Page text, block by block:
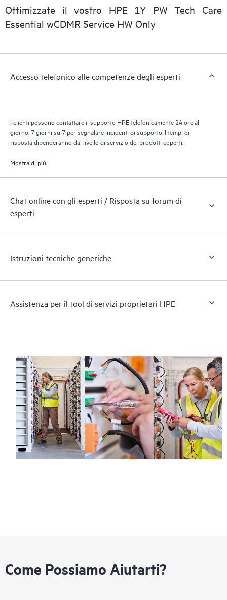
clienti possono gestire più facilmente i propri asset
riconoscendo i vari prodotti installati nell’ambiente del cliente e
le modalità di interazione reciproca di tali prodotti. Con i nuovi
senza dover aprire una richiesta di supporto, nonché accedere
servizio HPE Tech Care, è possibile accedere a risorse HPE utili
prestazioni, dall’edge al cloud.
Ottimizzate il vostro HPE 1Y PW Tech Care
Essential wCDMR Service HW Only
Accesso telefonico alle competenze degli esperti
I clienti possono contattare il supporto HPE telefonicamente 24 ore al
giorno, 7 giorni su 7 per segnalare incidenti di supporto. I tempi di
risposta dipenderanno dal livello di servizio dei prodotti coperti.
Mostra di più
Chat online con gli esperti / Risposta su forum di
esperti
Istruzioni tecniche generiche
Assistenza per il tool di servizi proprietari HPE
Come Possiamo Aiutarti?